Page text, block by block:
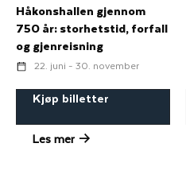
Håkonshallen gjennom
750 år: storhetstid, forfall
og gjenreisning
22. juni - 30. november
Kjøp billetter
Les mer